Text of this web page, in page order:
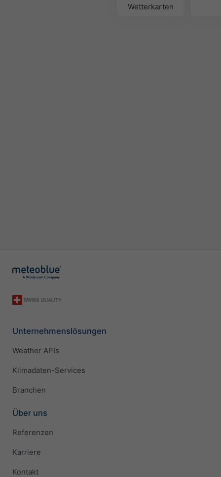
Wetterkarten
Unternehmenslösungen
Weather APIs
Klimadaten-Services
Branchen
Über uns
Referenzen
Karriere
Kontakt